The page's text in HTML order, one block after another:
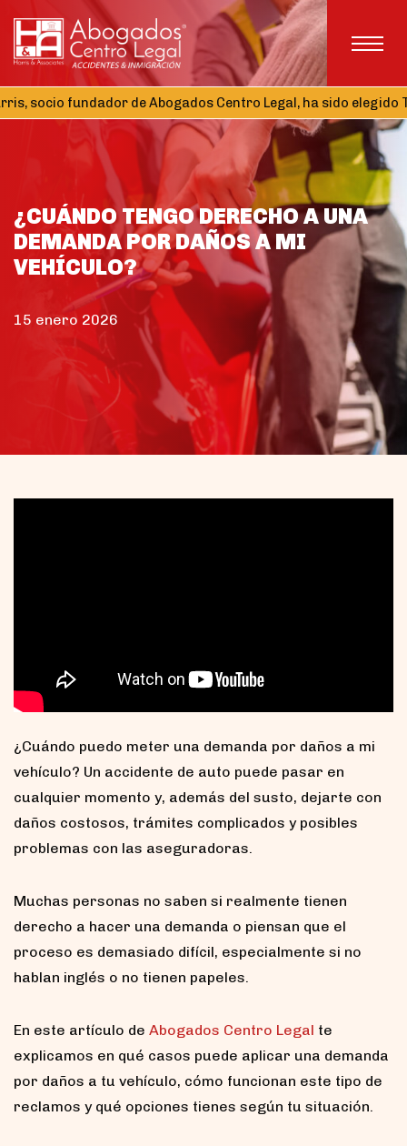
fundador de Abogados Centro Legal, ha sido elegido
¿CUÁNDO TENGO DERECHO A UNA
DEMANDA POR DAÑOS A MI
VEHÍCULO?
15 enero 2026
¿Cuándo puedo meter una demanda por daños a mi
vehículo? Un accidente de auto puede pasar en
cualquier momento y, además del susto, dejarte con
daños costosos, trámites complicados y posibles
problemas con las aseguradoras.
Muchas personas no saben si realmente tienen
derecho a hacer una demanda o piensan que el
proceso es demasiado difícil, especialmente si no
hablan inglés o no tienen papeles.
En este artículo de Abogados Centro Legal te
explicamos en qué casos puede aplicar una demanda
por daños a tu vehículo, cómo funcionan este tipo de
reclamos y qué opciones tienes según tu situación.